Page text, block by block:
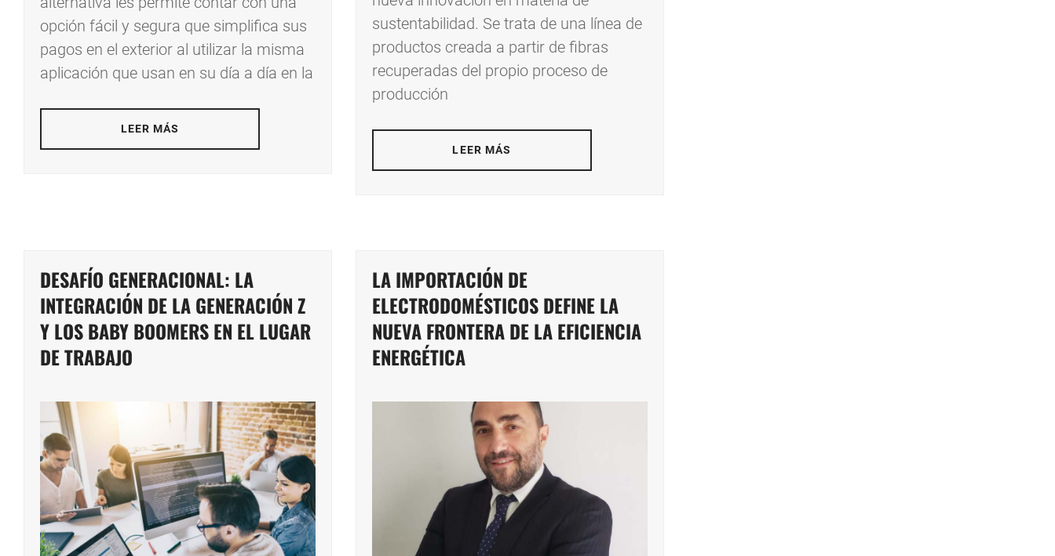
opción fácil y segura que simplifica sus
pagos en el exterior al utilizar la misma
aplicación que usan en su día a día en la
LEER MÁS
sustentabilidad. Se trata de una línea de
productos creada a partir de fibras
recuperadas del propio proceso de
producción
LEER MÁS
DESAFÍO GENERACIONAL: LA
INTEGRACIÓN DE LA GENERACIÓN Z
Y LOS BABY BOOMERS EN EL LUGAR
DE TRABAJO
LA IMPORTACIÓN DE
ELECTRODOMÉSTICOS DEFINE LA
NUEVA FRONTERA DE LA EFICIENCIA
ENERGÉTICA